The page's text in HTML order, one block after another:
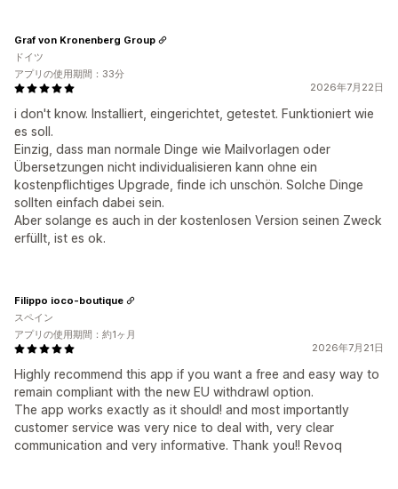
2026年7月22日
i don't know. Installiert, eingerichtet, getestet. Funktioniert wie
es soll.
Einzig, dass man normale Dinge wie Mailvorlagen oder
Übersetzungen nicht individualisieren kann ohne ein
kostenpflichtiges Upgrade, finde ich unschön. Solche Dinge
sollten einfach dabei sein.
Aber solange es auch in der kostenlosen Version seinen Zweck
erfüllt, ist es ok.
Graf von Kronenberg Group
ドイツ
アプリの使用期間：33分
2026年7月21日
Highly recommend this app if you want a free and easy way to
remain compliant with the new EU withdrawl option.
The app works exactly as it should! and most importantly
customer service was very nice to deal with, very clear
communication and very informative. Thank you!! Revoq
Filippo ioco-boutique
スペイン
アプリの使用期間：約1ヶ月